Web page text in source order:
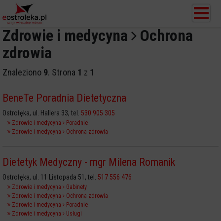
Zdrowie i medycyna
Ochrona
zdrowia
Znaleziono 9. Strona 1 z 1
BeneTe Poradnia Dietetyczna
Ostrołęka, ul. Hallera 33, tel. 530 905 305
Zdrowie i medycyna
Poradnie
Zdrowie i medycyna
Ochrona zdrowia
Dietetyk Medyczny - mgr Milena Romanik
Ostrołęka, ul. 11 Listopada 51, tel. 517 556 476
Zdrowie i medycyna
Gabinety
Zdrowie i medycyna
Ochrona zdrowia
Zdrowie i medycyna
Poradnie
Zdrowie i medycyna
Usługi